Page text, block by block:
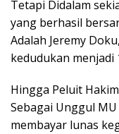
Tetapi Didalam
yang berhasil
Adalah Jeremy
kedudukan menjadi
Hingga Peluit
Sebagai Unggul
membayar lunas